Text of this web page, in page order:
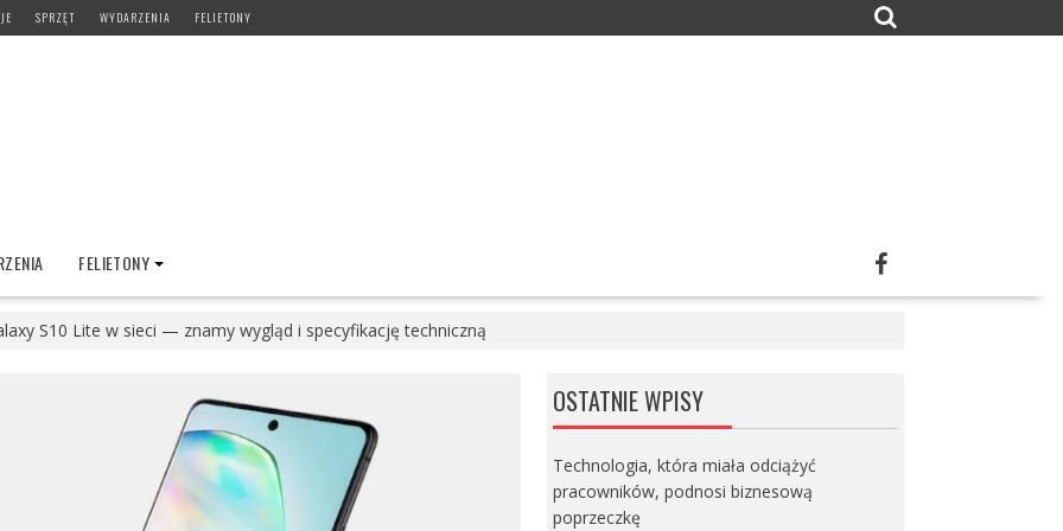
SPRZĘT WYDARZENIA FELIETONY
FELIETONY
S10 Lite w sieci — znamy wygląd i specyfikację techniczną
OSTATNIE WPISY
Technologia, która miała odciążyć
pracowników, podnosi biznesową
poprzeczkę